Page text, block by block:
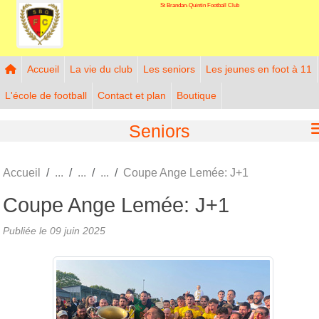
St Brandan-Quintin Football Club
Accueil La vie du club Les seniors Les jeunes en foot à 11
L'école de football Contact et plan Boutique
Seniors
Accueil Coupe Ange Lemée: J+1
Coupe Ange Lemée: J+1
Publiée le 09 juin 2025
Panneau de gestion des cookies